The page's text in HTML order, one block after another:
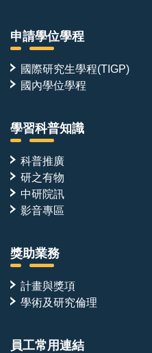
申請學位學程
國際研究生學程(TIGP)
國內學位學程
學習科普知識
科普推廣
研之有物
中研院訊
影音專區
獎助業務
計畫與獎項
學術及研究倫理
員工常用連結